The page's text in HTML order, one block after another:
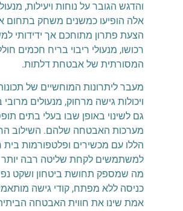
והדגש הגובר על נוחות ויעילות,
אלה הופיעו כמשנים משחק בתחום
הצעת פתרון מתוחכם אך ידידותי
רכושו, מנעולי ריבוי בריח חכמים
המסורתית של אבטחת דלתות.
מעבר ליתרונות המוחשיים של
ויכולות גישה מרחוק, מנעולים
גם לשינוי באופן שבו בעלי בתים
מערכות האבטחה שלהם. השילוב
הללו עם מכשירים ופלטפורמות
למשתמשים לקחת שליטה רבה
מה שמספק תחושת ביטחון ושקט
כניסה ללא מפתח, קודי גישה
אמת שינו את חווית האבטחה